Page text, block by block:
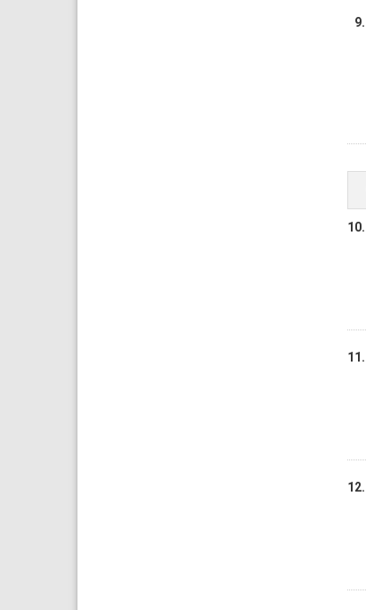
9.
10.
11.
12.